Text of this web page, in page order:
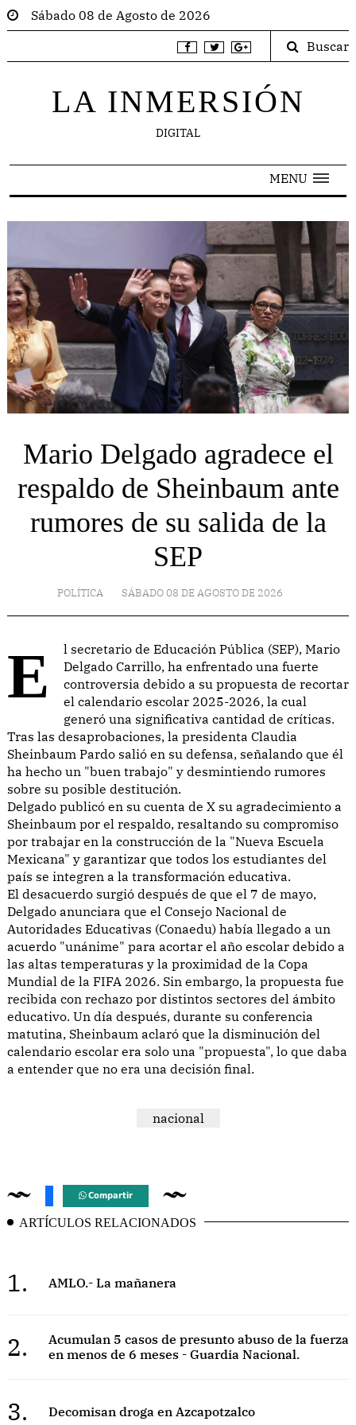
Sábado 08 de Agosto de 2026
Buscar
LA INMERSIÓN
DIGITAL
MENU
Mario Delgado agradece el
respaldo de Sheinbaum ante
rumores de su salida de la
SEP
POLÍTICA SÁBADO 08 DE AGOSTO DE 2026
El secretario de Educación Pública (SEP), Mario
Delgado Carrillo, ha enfrentado una fuerte
controversia debido a su propuesta de recortar
el calendario escolar 2025-2026, la cual
generó una significativa cantidad de críticas.
Tras las desaprobaciones, la presidenta Claudia
Sheinbaum Pardo salió en su defensa, señalando que él
ha hecho un "buen trabajo" y desmintiendo rumores
sobre su posible destitución.
Delgado publicó en su cuenta de X su agradecimiento a
Sheinbaum por el respaldo, resaltando su compromiso
por trabajar en la construcción de la "Nueva Escuela
Mexicana" y garantizar que todos los estudiantes del
país se integren a la transformación educativa.
El desacuerdo surgió después de que el 7 de mayo,
Delgado anunciara que el Consejo Nacional de
Autoridades Educativas (Conaedu) había llegado a un
acuerdo "unánime" para acortar el año escolar debido a
las altas temperaturas y la proximidad de la Copa
Mundial de la FIFA 2026. Sin embargo, la propuesta fue
recibida con rechazo por distintos sectores del ámbito
educativo. Un día después, durante su conferencia
matutina, Sheinbaum aclaró que la disminución del
calendario escolar era solo una "propuesta", lo que daba
a entender que no era una decisión final.
nacional
Compartir
ARTÍCULOS RELACIONADOS
1. AMLO.- La mañanera
2.
Acumulan 5 casos de presunto abuso de la fuerza
en menos de 6 meses - Guardia Nacional.
3. Decomisan droga en Azcapotzalco